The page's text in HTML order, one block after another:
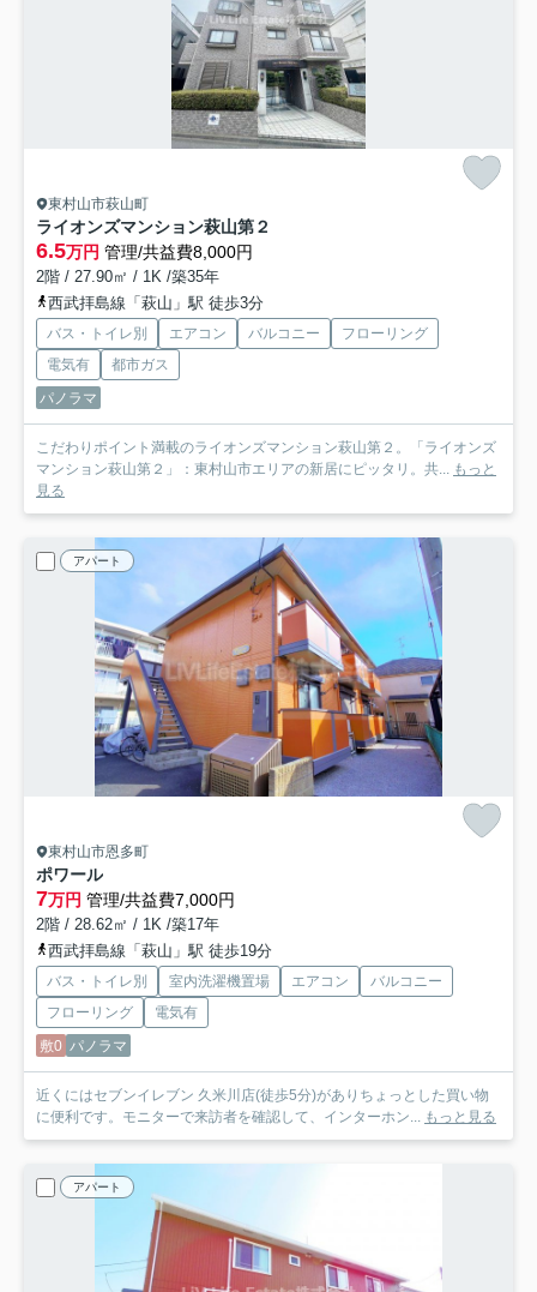
東村山市萩山町
ライオンズマンション萩山第２
6.5万円 管理/共益費8,000円
2階 / 27.90㎡ / 1K /築35年
西武拝島線「萩山」駅 徒歩3分
バス・トイレ別 エアコン バルコニー
フローリング
電気有
都市ガス
パノラマ
こだわりポイント満載のライオンズマンション萩山第２。「ライオンズ
マンション萩山第２」：東村山市エリアの新居にピッタリ。共... もっと
見る
アパート
東村山市恩多町
ポワール
7万円 管理/共益費7,000円
2階 / 28.62㎡ / 1K /築17年
西武拝島線「萩山」駅 徒歩19分
バス・トイレ別 室内洗濯機置場 エアコン
バルコニー
フローリング
電気有
敷0 パノラマ
近くにはセブンイレブン 久米川店(徒歩5分)がありちょっとした買い物
に便利です。モニターで来訪者を確認して、インターホン...
もっと見る
アパート